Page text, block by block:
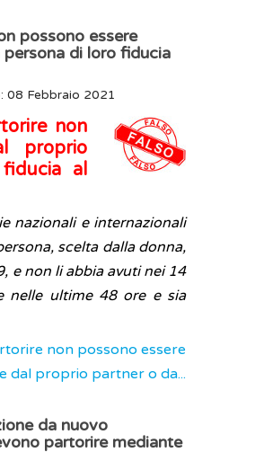
possono essere
di loro fiducia
08 Febbraio 2021
non
proprio
al
nazionali e internazionali
scelta dalla donna,
e non li abbia avuti nei 14
nelle ultime 48 ore e sia
non possono essere
dal proprio partner o da...
da nuovo
partorire mediante